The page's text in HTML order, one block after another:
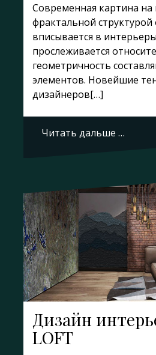
Современная картина на
фрактальной структурой
вписывается в
прослеживается
геометричность
элементов. Новейшие
дизайнеров[…]
Читать дальше …
Дизайн
LOFT